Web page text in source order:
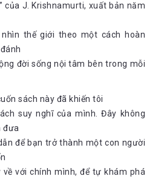
của J. Krishnamurti, xuất bản năm
thế giới theo một cách hoàn
đời sống nội tâm bên trong mỗi
sách này đã khiến tôi
suy nghĩ của mình. Đây không
đưa
để bạn trở thành một con người
với chính mình, để tự khám phá